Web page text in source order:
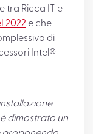
tra Ricca IT e
2022 e che
di
Intel®
è dimostrato un